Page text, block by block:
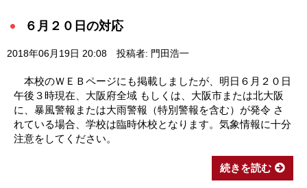
６月２０日の対応
2018年06月19日 20:08 投稿者: 門田浩一
本校のＷＥＢページにも掲載しましたが、明日６月２０日
午後３時現在、大阪府全域 もしくは、大阪市または北大阪
に、暴風警報または大雨警報（特別警報を含む）が発令 さ
れている場合、学校は臨時休校となります。気象情報に十分
注意をしてください。
続きを読む